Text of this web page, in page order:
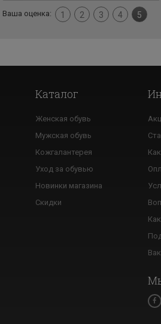
Ваша оценка: 1 2 3 4 5
Каталог
Женская обувь
Мужская обувь
Кожгалантерея
Уход за обувью
Новинки магазина
Скидки